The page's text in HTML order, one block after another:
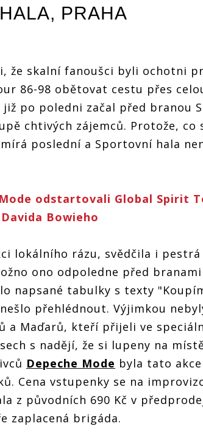
PRAHA
že skalní fanoušci byli ochotni
86-98 obětovat cestu přes
po poledni začal před branou
chtivých zájemců. Protože, co
poslední a Sportovní hala
Mode odstartovali Global Spirit
Bowieho
lokálního rázu, svědčila i pestrá
ono odpoledne před branami
napsané tabulky s texty
přehlédnout. Výjimkou
a Maďarů, kteří přijeli ve
s nadějí, že si lupeny na
Depeche Mode byla tato
Cena vstupenky se na
z původních 690 Kč v
zaplacená brigáda.